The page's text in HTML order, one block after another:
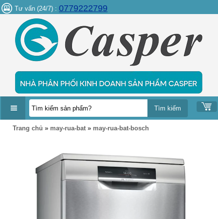
Tư vấn (24/7) : 0779222799
DANH
Trang chủ » may-rua-bat » may-rua-bat-bosch